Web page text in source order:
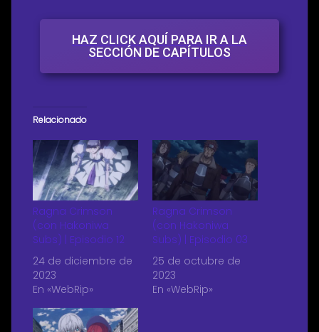
HAZ CLICK AQUÍ PARA IR A LA
SECCIÓN DE CAPÍTULOS
Relacionado
Ragna Crimson
(con Hakoniwa
Subs) | Episodio 12
24 de diciembre de
2023
En «WebRip»
Ragna Crimson
(con Hakoniwa
Subs) | Episodio 03
25 de octubre de
2023
En «WebRip»